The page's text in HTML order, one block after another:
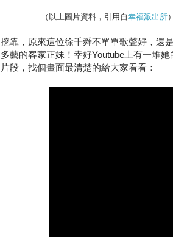
（以上圖片資料，引用自幸福派出所）
挖靠，原來這位徐千舜不單單歌聲好，還
多藝的客家正妹！幸好Youtube上有一堆
片段，找個畫面最清楚的給大家看看：